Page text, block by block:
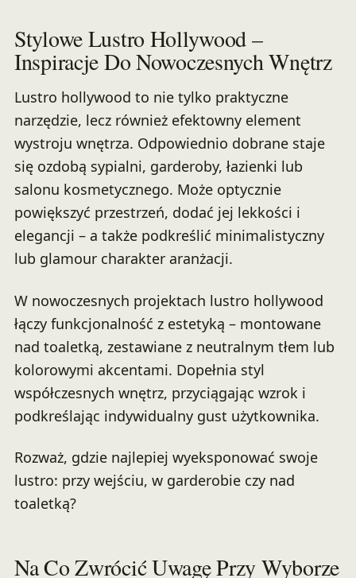
Stylowe Lustro Hollywood –
Inspiracje Do Nowoczesnych Wnętrz
Lustro hollywood to nie tylko praktyczne
narzędzie, lecz również efektowny element
wystroju wnętrza. Odpowiednio dobrane staje
się ozdobą sypialni, garderoby, łazienki lub
salonu kosmetycznego. Może optycznie
powiększyć przestrzeń, dodać jej lekkości i
elegancji – a także podkreślić minimalistyczny
lub glamour charakter aranżacji.
W nowoczesnych projektach lustro hollywood
łączy funkcjonalność z estetyką – montowane
nad toaletką, zestawiane z neutralnym tłem lub
kolorowymi akcentami. Dopełnia styl
współczesnych wnętrz, przyciągając wzrok i
podkreślając indywidualny gust użytkownika.
Rozważ, gdzie najlepiej wyeksponować swoje
lustro: przy wejściu, w garderobie czy nad
toaletką?
Na Co Zwrócić Uwagę Przy Wyborze